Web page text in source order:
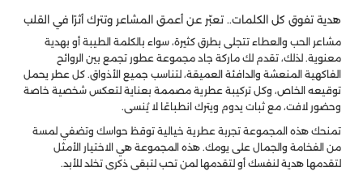
هدية تفوق كل الكلمات.. تعبّر عن أعمق المشاعر وتترك أثرًا في القلب
مشاعر الحب والعطاء تتجلى بطرق كثيرة، سواء بالكلمة الطيبة أو بهدية
معنوية. لذلك، تقدم لك ماركة جاد مجموعة عطور تجمع بين الروائح
الفاكهية المنعشة والدافئة العميقة، لتناسب جميع الأذواق. كل عطر يحمل
توقيعه الخاص، وكل تركيبة عطرية مصممة بعناية لتعكس شخصية خاصة
وحضور لافت، مع ثبات يدوم ويترك انطباعًا لا يُنسى.
تمنحك هذه المجموعة تجربة عطرية خيالية توقظ حواسك وتضفي لمسة
من الفخامة والجمال على يومك. هذه المجموعة هي الاختيار الأمثل
لتقدمها هدية لنفسك أو لتقدمها لمن تحب لتبقى ذكرى تخلد للأبد.